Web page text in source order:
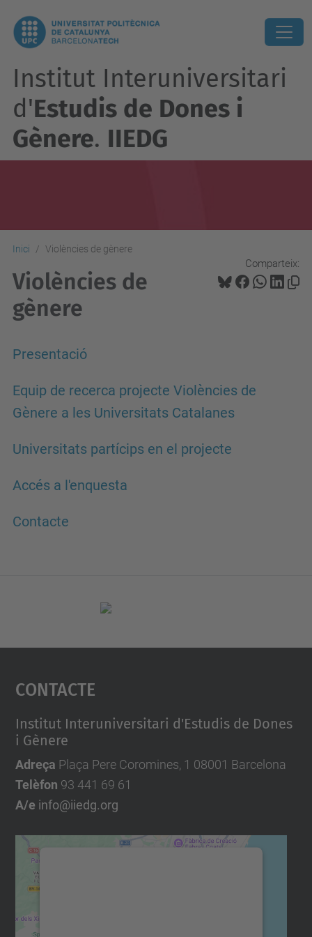
Institut Interuniversitari
d'Estudis de Dones i
Gènere. IIEDG
Inici Violències de gènere
Comparteix:
Violències de
gènere
Presentació
Equip de recerca projecte Violències de
Gènere a les Universitats Catalanes
Universitats partícips en el projecte
Accés a l'enquesta
Contacte
Contacte
Institut Interuniversitari d'Estudis de Dones
i Gènere
Adreça Plaça Pere Coromines, 1 08001 Barcelona
Telèfon 93 441 69 61
A/e info@iiedg.org